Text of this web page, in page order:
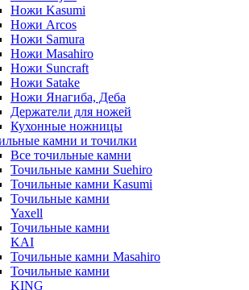
Ножи Kasumi
Ножи Arcos
Ножи Samura
Ножи Masahiro
Ножи Suncraft
Ножи Satake
Ножи Янагиба, Деба
Держатели для ножей
Кухонные ножницы
камни и точилки
Все точильные камни
Точильные камни Suehiro
Точильные камни Kasumi
Точильные камни
Yaxell
Точильные камни
KAI
Точильные камни Masahiro
Точильные камни
KING